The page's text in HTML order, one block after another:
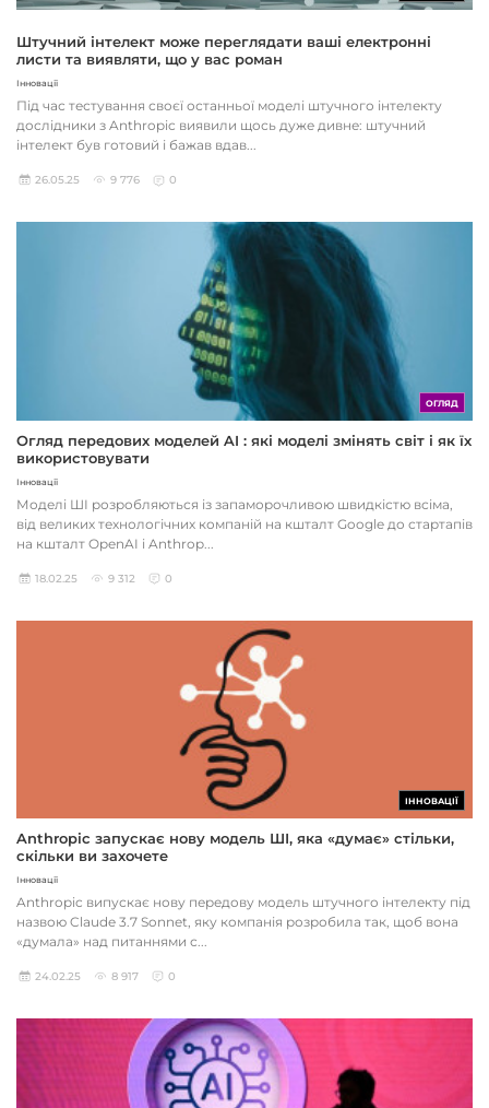
Штучний інтелект може переглядати ваші електронні
листи та виявляти, що у вас роман
Інновації
Під час тестування своєї останньої моделі штучного інтелекту
дослідники з Anthropic виявили щось дуже дивне: штучний
інтелект був готовий і бажав вдав...
26.05.25 9 776 0
ОГЛЯД
Огляд передових моделей AI : які моделі змінять світ і як їх
використовувати
Інновації
Моделі ШІ розробляються із запаморочливою швидкістю всіма,
від великих технологічних компаній на кшталт Google до стартапів
на кшталт OpenAI і Anthrop...
18.02.25 9 312 0
ІННОВАЦІЇ
Anthropic запускає нову модель ШІ, яка «думає» стільки,
скільки ви захочете
Інновації
Anthropic випускає нову передову модель штучного інтелекту під
назвою Claude 3.7 Sonnet, яку компанія розробила так, щоб вона
«думала» над питаннями с...
24.02.25 8 917 0